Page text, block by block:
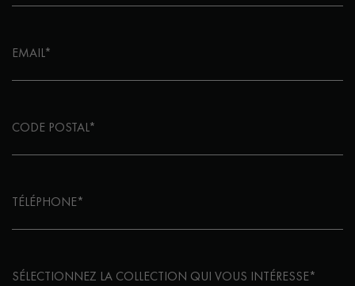
EMAIL*
CODE POSTAL*
TÉLÉPHONE*
SÉLECTIONNEZ LA COLLECTION QUI VOUS INTÉRESSE*